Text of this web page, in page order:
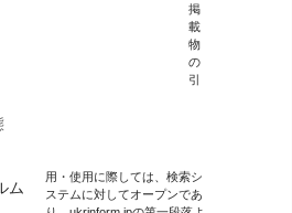
ム
掲
載
物
の
引
用・使用に際しては、検索シ
ステムに対してオープンであ